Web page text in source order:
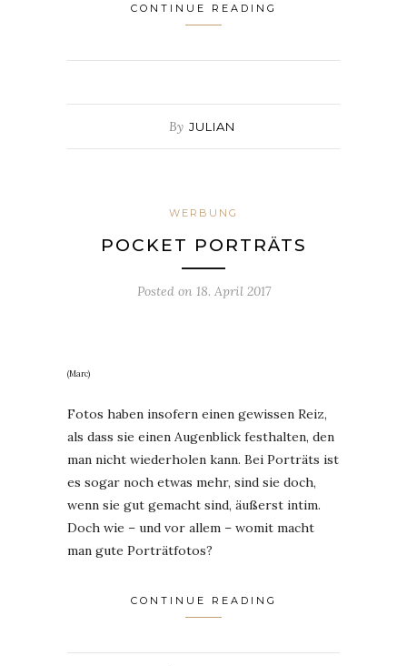
CONTINUE READING
By JULIAN
WERBUNG
POCKET PORTRÄTS
Posted on 18. April 2017
(Marc)
Fotos haben insofern einen gewissen Reiz,
als dass sie einen Augenblick festhalten, den
man nicht wiederholen kann. Bei Porträts ist
es sogar noch etwas mehr, sind sie doch,
wenn sie gut gemacht sind, äußerst intim.
Doch wie – und vor allem – womit macht
man gute Porträtfotos?
CONTINUE READING